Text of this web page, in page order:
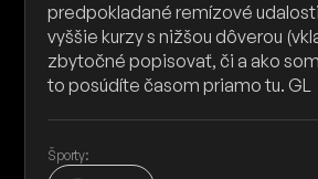
predpokladané remízové
vyššie kurzy s nižšou dôverou
zbytočné popisovať, či a ako
to posúdíte časom priamo tu. GL
Športy: